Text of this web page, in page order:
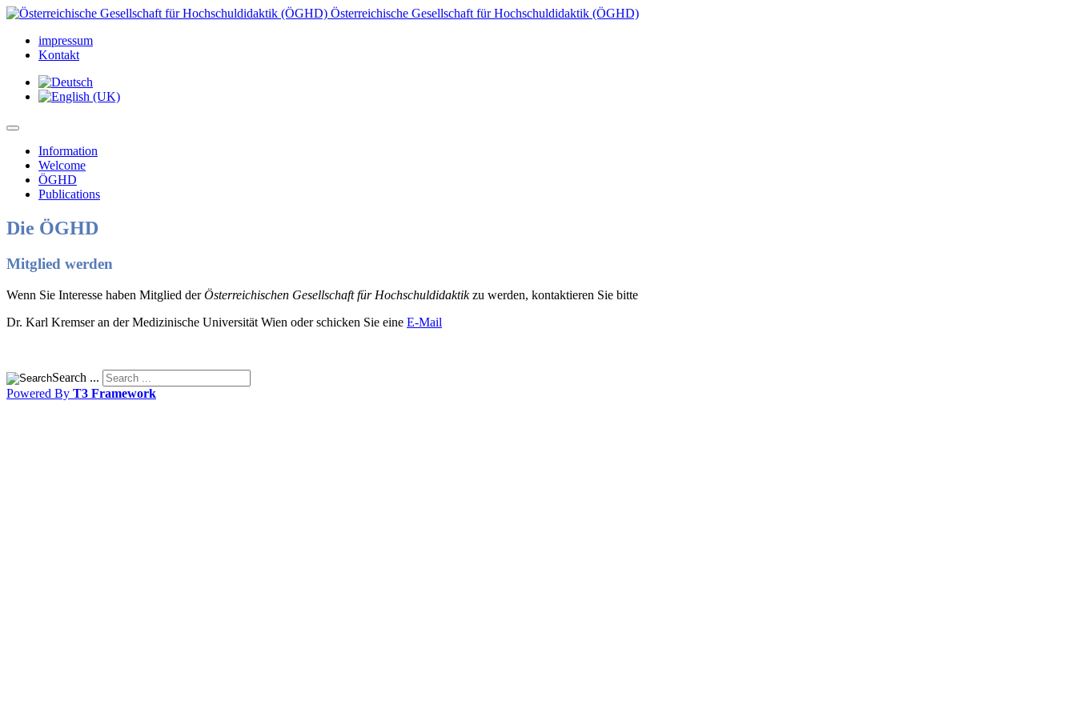
Österreichische Gesellschaft für Hochschuldidaktik (ÖGHD)
impressum
Kontakt
Information
Welcome
ÖGHD
Publications
Die ÖGHD
Mitglied werden
Wenn Sie Interesse haben Mitglied derÖsterreichischen Gesellschaft für Hochschuldidaktikzu werden, kontaktieren Sie bitte
Dr. Karl Kremser an der Medizinische Universität Wien oder schicken Sie eine E-Mail
Search ...
Powered By T3 Framework